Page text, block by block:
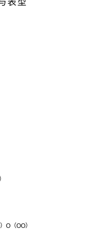
表型
O（OO）